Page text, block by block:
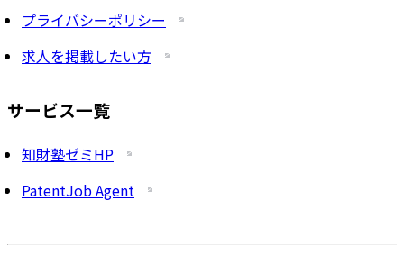
プライバシーポリシー
求人を掲載したい方
サービス一覧
知財塾ゼミHP
PatentJob Agent